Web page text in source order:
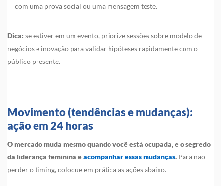
com uma prova social ou uma mensagem teste.
Dica: se estiver em um evento, priorize sessões sobre modelo de
negócios e inovação para validar hipóteses rapidamente com o
público presente.
Movimento (tendências e mudanças):
ação em 24 horas
O mercado muda mesmo quando você está ocupada, e o segredo
da liderança feminina é acompanhar essas mudanças. Para não
perder o timing, coloque em prática as ações abaixo.